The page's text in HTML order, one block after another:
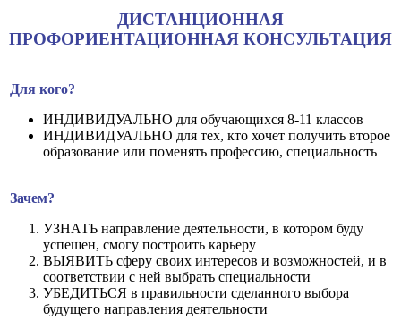
ДИСТАНЦИОННАЯ
ПРОФОРИЕНТАЦИОННАЯ КОНСУЛЬТАЦИЯ
Для кого?
ИНДИВИДУАЛЬНО для обучающихся 8-11 классов
ИНДИВИДУАЛЬНО для тех, кто хочет получить второе
образование или поменять профессию, специальность
Зачем?
УЗНАТЬ направление деятельности, в котором буду
успешен, смогу построить карьеру
ВЫЯВИТЬ сферу своих интересов и возможностей, и в
соответствии с ней выбрать специальности
УБЕДИТЬСЯ в правильности сделанного выбора
будущего направления деятельности